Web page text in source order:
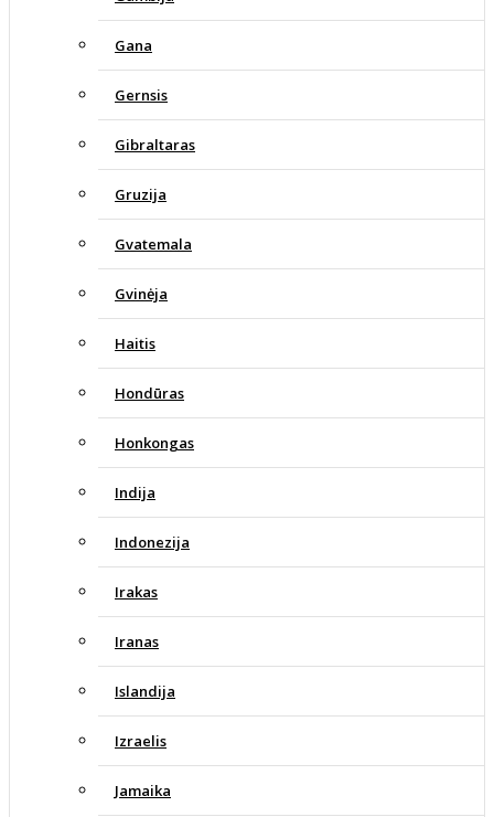
Gana
Gernsis
Gibraltaras
Gruzija
Gvatemala
Gvinėja
Haitis
Hondūras
Honkongas
Indija
Indonezija
Irakas
Iranas
Islandija
Izraelis
Jamaika